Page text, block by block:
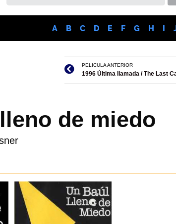
A B C D E F G H I
PELICULA ANTERIOR
1996 Última llamada / The Last
de miedo